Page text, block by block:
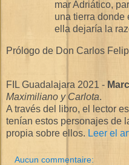
mar Adriático,
una tierra donde
ella dejaría la
Prólogo de Don Carlos
FIL Guadalajara 2021 -
Maximiliano y Carlota.
A través del libro, el lector
tenían estos personajes de
propia sobre ellos. Leer el
Aucun commentaire: